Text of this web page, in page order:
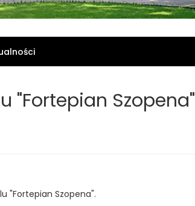
"Fortepian Szopena"
"Fortepian Szopena".